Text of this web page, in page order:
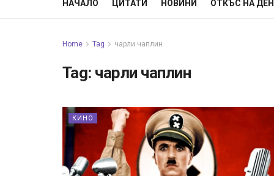
НАЧАЛО ЦИТАТИ НОВИНИ ОТКЪС НА
Home Tag чарли чаплин
Tag: чарли чаплин
КИНО